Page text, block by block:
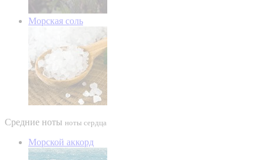
Морская соль
Средние ноты ноты сердца
Морской аккорд